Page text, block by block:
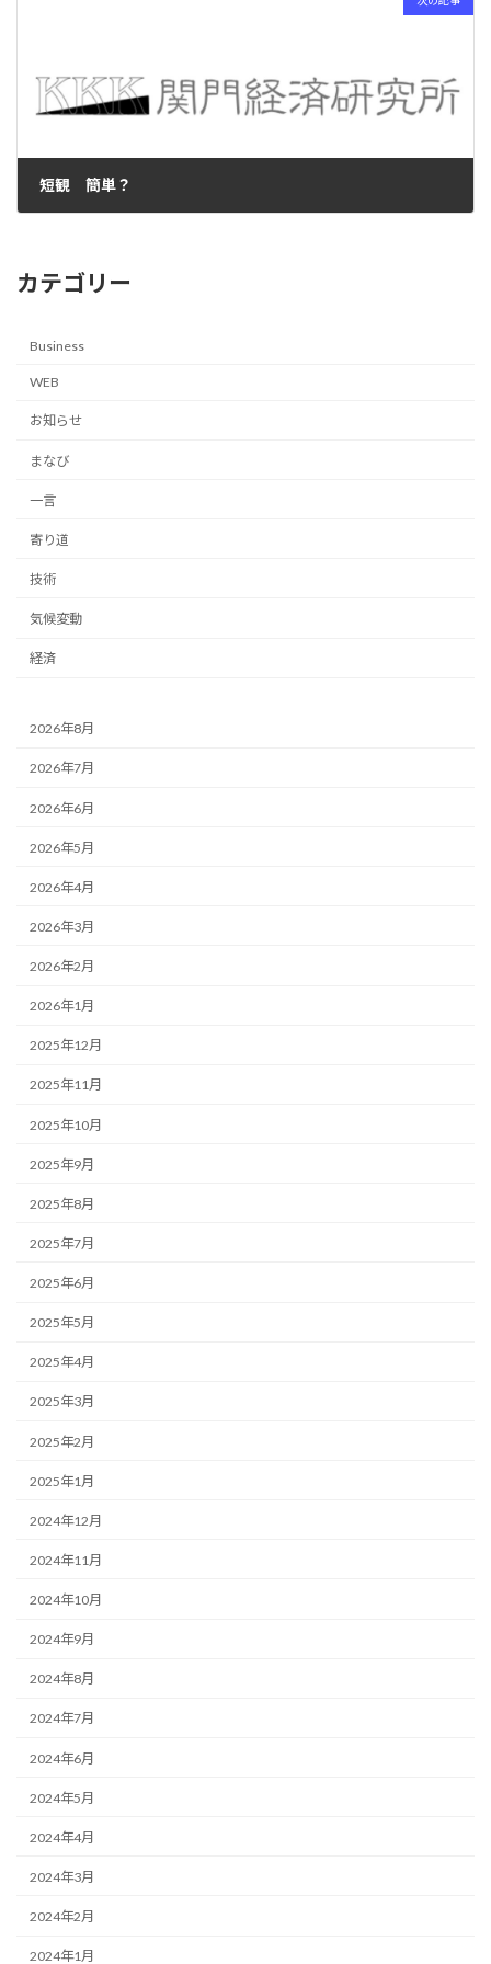
短観 簡単？
2024-07-02
カテゴリー
Business
WEB
お知らせ
まなび
一言
寄り道
技術
気候変動
経済
2026年8月
2026年7月
2026年6月
2026年5月
2026年4月
2026年3月
2026年2月
2026年1月
2025年12月
2025年11月
2025年10月
2025年9月
2025年8月
2025年7月
2025年6月
2025年5月
2025年4月
2025年3月
2025年2月
2025年1月
2024年12月
2024年11月
2024年10月
2024年9月
2024年8月
2024年7月
2024年6月
2024年5月
2024年4月
2024年3月
2024年2月
2024年1月